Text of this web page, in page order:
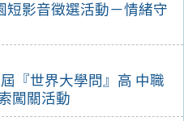
短影音徵選活動－情緒守
『世界大學問』高 中職
闖關活動